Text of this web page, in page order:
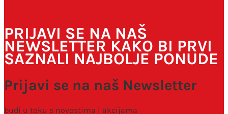
PRIJAVI SE NA NAŠ
NEWSLETTER KAKO BI PRVI
SAZNALI NAJBOLJE PONUDE
Prijavi se na naš Newsletter
budi u toku s novostima i akcijama